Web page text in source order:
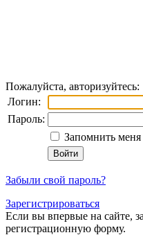
Пожалуйста, авторизуйтесь:
Логин:
Пароль:
Запомнить
Забыли свой пароль?
Зарегистрироваться
Если вы впервые на сайте,
регистрационную форму.